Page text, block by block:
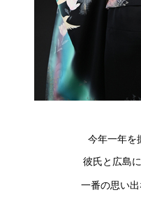
今年一年を
彼氏と広島
一番の思い出